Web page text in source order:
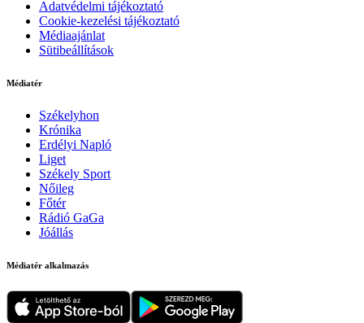
Adatvédelmi tájékoztató
Cookie-kezelési tájékoztató
Médiaajánlat
Sütibeállítások
Médiatér
Székelyhon
Krónika
Erdélyi Napló
Liget
Székely Sport
Nőileg
Főtér
Rádió GaGa
Jóállás
Médiatér alkalmazás